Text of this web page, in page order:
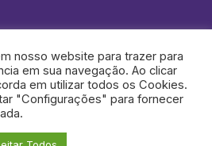
UMA MARCA REGISTRADA.
nosso website para trazer para
em sua navegação. Ao clicar
em utilizar todos os Cookies.
"Configurações" para fornecer